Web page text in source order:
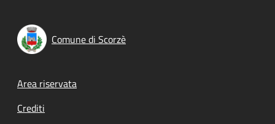
Comune di Scorzè
Footer menu
Area riservata
Crediti